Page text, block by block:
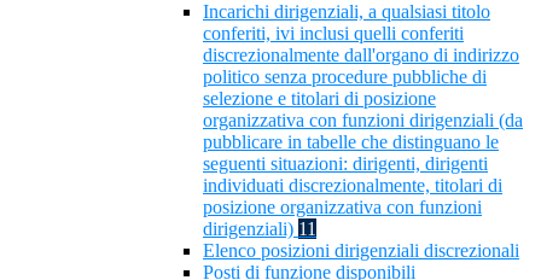
Incarichi dirigenziali, a qualsiasi titolo
conferiti, ivi inclusi quelli conferiti
discrezionalmente dall'organo di indirizzo
politico senza procedure pubbliche di
selezione e titolari di posizione
organizzativa con funzioni dirigenziali (da
pubblicare in tabelle che distinguano le
seguenti situazioni: dirigenti, dirigenti
individuati discrezionalmente, titolari di
posizione organizzativa con funzioni
dirigenziali) 11
Elenco posizioni dirigenziali discrezionali
Posti di funzione disponibili